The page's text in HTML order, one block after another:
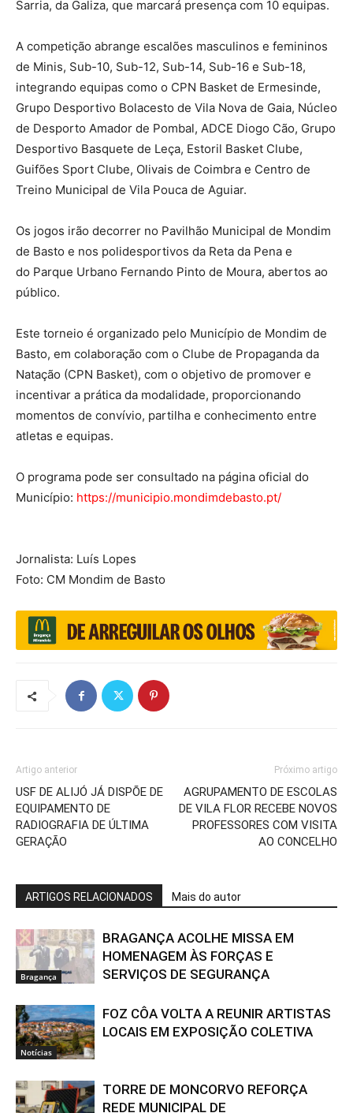
Sarria, da Galiza, que marcará presença com 10 equipas.
A competição abrange escalões masculinos e femininos
de Minis, Sub-10, Sub-12, Sub-14, Sub-16 e Sub-18,
integrando equipas como o CPN Basket de Ermesinde,
Grupo Desportivo Bolacesto de Vila Nova de Gaia, Núcleo
de Desporto Amador de Pombal, ADCE Diogo Cão, Grupo
Desportivo Basquete de Leça, Estoril Basket Clube,
Guifões Sport Clube, Olivais de Coimbra e Centro de
Treino Municipal de Vila Pouca de Aguiar.
Os jogos irão decorrer no Pavilhão Municipal de Mondim
de Basto e nos polidesportivos da Reta da Pena e
do Parque Urbano Fernando Pinto de Moura, abertos ao
público.
Este torneio é organizado pelo Município de Mondim de
Basto, em colaboração com o Clube de Propaganda da
Natação (CPN Basket), com o objetivo de promover e
incentivar a prática da modalidade, proporcionando
momentos de convívio, partilha e conhecimento entre
atletas e equipas.
O programa pode ser consultado na página oficial do
Município: https://municipio.mondimdebasto.pt/
Jornalista: Luís Lopes
Foto: CM Mondim de Basto
Artigo anterior
USF DE ALIJÓ JÁ DISPÕE DE
EQUIPAMENTO DE
RADIOGRAFIA DE ÚLTIMA
GERAÇÃO
Próximo artigo
AGRUPAMENTO DE ESCOLAS
DE VILA FLOR RECEBE NOVOS
PROFESSORES COM VISITA
AO CONCELHO
ARTIGOS RELACIONADOS Mais do autor
Bragança
BRAGANÇA ACOLHE MISSA EM
HOMENAGEM ÀS FORÇAS E
SERVIÇOS DE SEGURANÇA
Notícias
FOZ CÔA VOLTA A REUNIR ARTISTAS
LOCAIS EM EXPOSIÇÃO COLETIVA
TORRE DE MONCORVO REFORÇA
REDE MUNICIPAL DE